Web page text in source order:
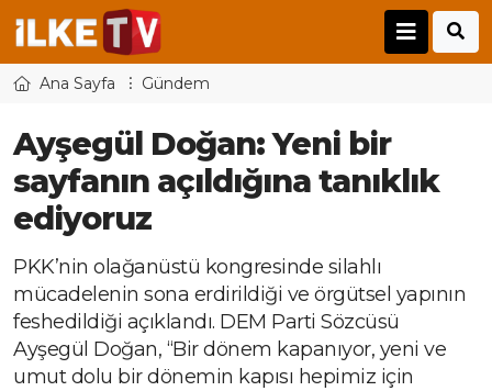
Ana Sayfa Gündem
Ayşegül Doğan: Yeni bir
sayfanın açıldığına tanıklık
ediyoruz
PKK’nin olağanüstü kongresinde silahlı
mücadelenin sona erdirildiği ve örgütsel yapının
feshedildiği açıklandı. DEM Parti Sözcüsü
Ayşegül Doğan, “Bir dönem kapanıyor, yeni ve
umut dolu bir dönemin kapısı hepimiz için